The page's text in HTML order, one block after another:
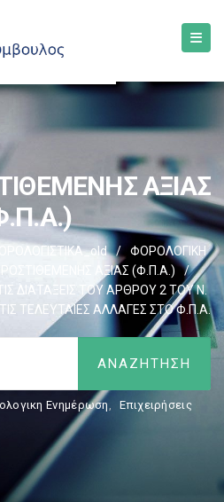
ΑΞΙΑΣ
/
ΦΟΡΟΛΟΓΙΚΗ
ΑΞΙΑΣ (Φ.Π.Α.)
/
ΔΙΑΤΑΞΕΙΣ ΤΟΥ ΑΡΘΡΟΥ 2 ΤΟΥ Ν.
ΤΕΛΕΥΤΑΙΕΣ ΑΛΛΑΓΕΣ ΣΤΟ Φ.Π.Α.
Ενημέρωση, Επιχειρήσεις